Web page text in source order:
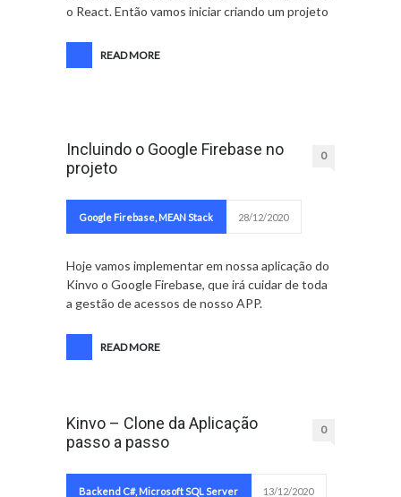
o React. Então vamos iniciar criando um projeto
READ MORE
Incluindo o Google Firebase no
projeto
0
Google Firebase, MEAN Stack 28/12/2020
Hoje vamos implementar em nossa aplicação do
Kinvo o Google Firebase, que irá cuidar de toda
a gestão de acessos de nosso APP.
READ MORE
Kinvo – Clone da Aplicação
passo a passo
0
Backend C#, Microsoft SQL Server 13/12/2020